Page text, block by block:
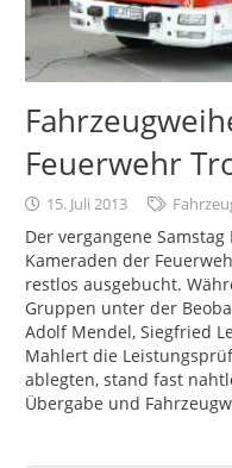
Feuerwehr
15. Juli 2013
Der vergangene
Kameraden der
restlos ausgebucht.
Gruppen unter der
Adolf Mendel, Siegfried
Mahlert die
ablegten, stand fast
Übergabe und